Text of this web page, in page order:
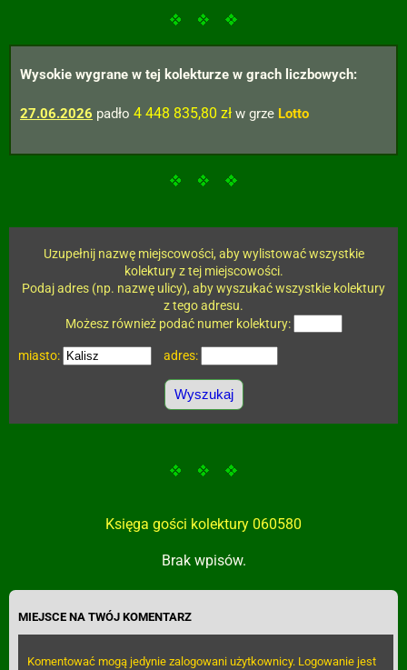
Wysokie wygrane w tej kolekturze w grach liczbowych:
27.06.2026 padło 4 448 835,80 zł w grze Lotto
Uzupełnij nazwę miejscowości, aby wylistować wszystkie
kolektury z tej miejscowości.
Podaj adres (np. nazwę ulicy), aby wyszukać wszystkie kolektury
z tego adresu.
Możesz również podać numer kolektury:
miasto: adres:
Księga gości kolektury 060580
Brak wpisów.
MIEJSCE NA TWÓJ KOMENTARZ
Komentować mogą jedynie zalogowani użytkownicy. Logowanie jest